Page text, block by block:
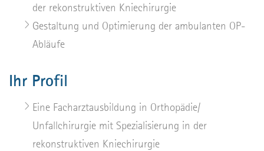
der rekonstruktiven Kniechirurgie
Gestaltung und Optimierung der ambulanten OP-
Abläufe
Ihr Profil
Eine Facharztausbildung in Orthopädie/
Unfallchirurgie mit Spezialisierung in der
rekonstruktiven Kniechirurgie